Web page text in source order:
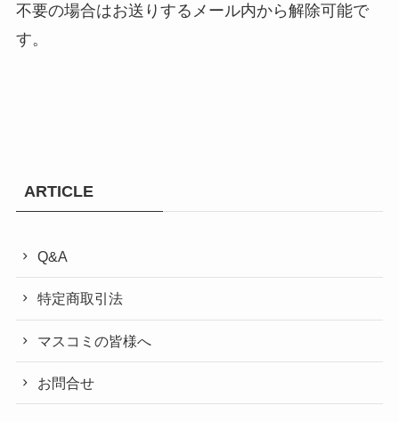
不要の場合はお送りするメール内から解除可能で
す。
ARTICLE
Q&A
特定商取引法
マスコミの皆様へ
お問合せ